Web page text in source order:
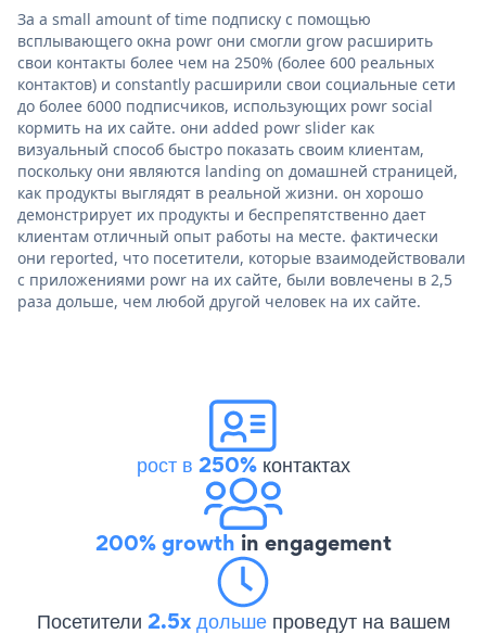
За a small amount of time подписку с помощью
всплывающего окна powr они смогли grow расширить
свои контакты более чем на 250% (более 600 реальных
контактов) и constantly расширили свои социальные сети
до более 6000 подписчиков, использующих powr social
кормить на их сайте. они added powr slider как
визуальный способ быстро показать своим клиентам,
поскольку они являются landing on домашней страницей,
как продукты выглядят в реальной жизни. он хорошо
демонстрирует их продукты и беспрепятственно дает
клиентам отличный опыт работы на месте. фактически
они reported, что посетители, которые взаимодействовали
с приложениями powr на их сайте, были вовлечены в 2,5
раза дольше, чем любой другой человек на их сайте.
рост в 250%контактах
200% growth in engagement
Посетители 2.5x дольше проведут на вашем